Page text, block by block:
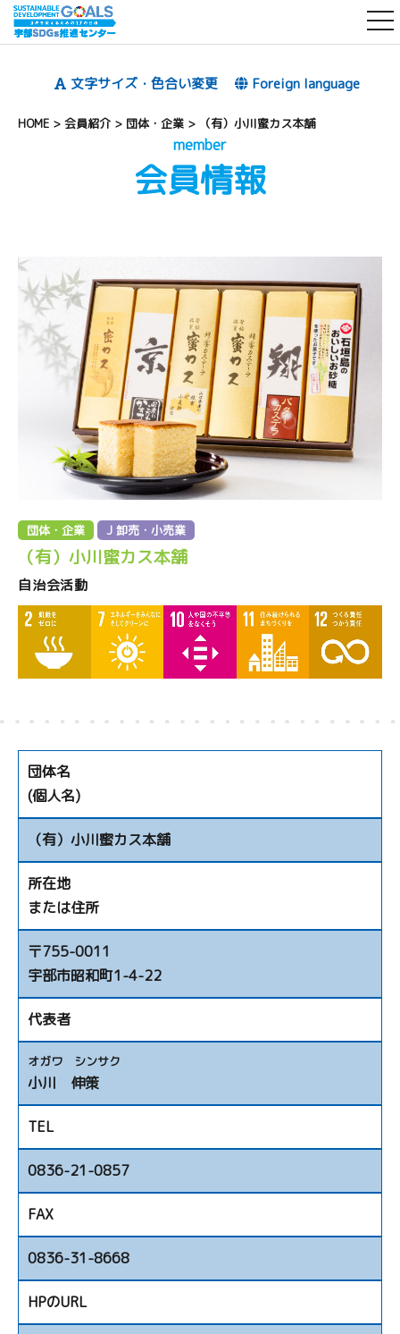
文字サイズ・色合い変更 Foreign language
HOME > 会員紹介 > 団体・企業 > （有）小川蜜カス本舗
member
会員情報
団体・企業 J 卸売・小売業
（有）小川蜜カス本舗
自治会活動
団体名
(個人名)
（有）小川蜜カス本舗
所在地
または住所
〒755-0011
宇部市昭和町1-4-22
代表者
オガワ シンサク
小川 伸策
TEL
0836-21-0857
FAX
0836-31-8668
HPのURL
t
o
g